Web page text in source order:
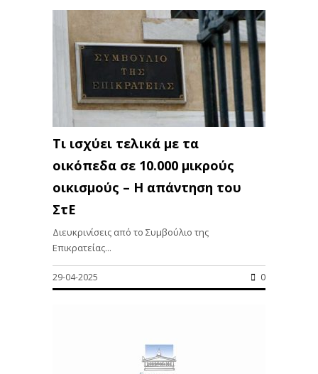
Τι ισχύει τελικά με τα
οικόπεδα σε 10.000 μικρούς
οικισμούς – Η απάντηση του
ΣτΕ
Διευκρινίσεις από το Συμβούλιο της
Επικρατείας...
29-04-2025 0